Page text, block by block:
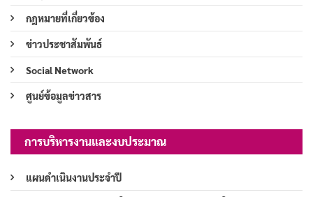
กฎหมายที่เกี่ยวข้อง
ข่าวประชาสัมพันธ์
Social Network
ศูนย์ข้อมูลข่าวสาร
การบริหารงานและงบประมาณ
แผนดำเนินงานประจำปี